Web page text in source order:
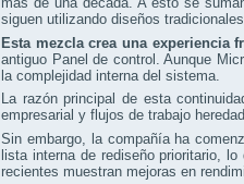
siguen utilizando diseños
Esta mezcla crea una experiencia
antiguo Panel de control. Aunque
la complejidad interna del sistema.
La razón principal de esta
empresarial y flujos de trabajo
Sin embargo, la compañía ha
lista interna de rediseño prioritario,
recientes muestran mejoras en